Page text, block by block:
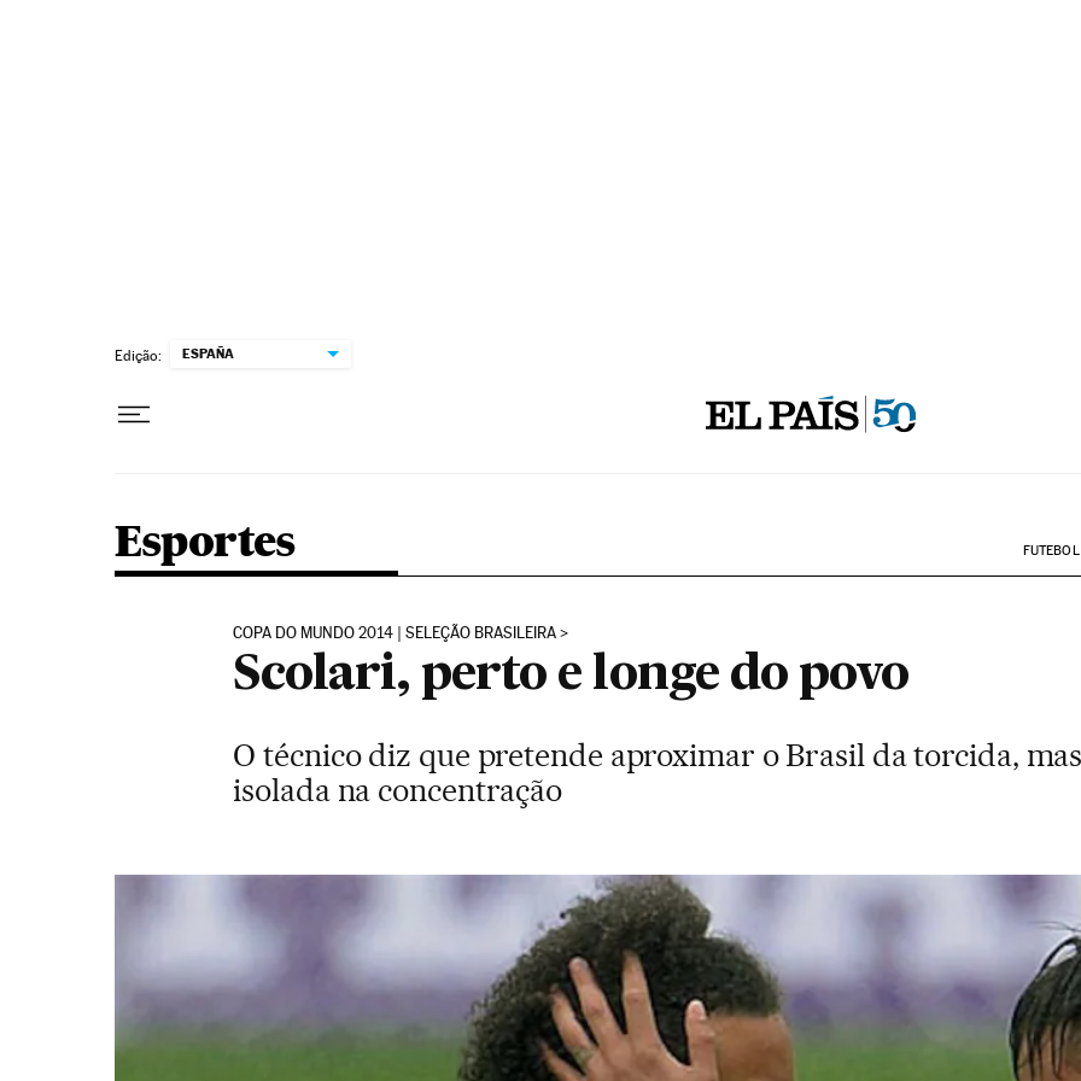
Edição: ESPAÑA
Esportes FUTEBOL
COPA DO MUNDO 2014 | SELEÇÃO BRASILEIRA
Scolari, perto e longe do povo
O técnico diz que pretende aproximar o Brasil da torcida,
isolada na concentração